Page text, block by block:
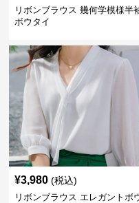
リボンブラウス 幾何学模様半
ボウタイ
¥3,980 (税込)
リボンブラウス エレガントボ